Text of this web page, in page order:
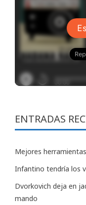
ENTRADAS
Mejores
Infantino tendría los
Dvorkovich deja en
mando